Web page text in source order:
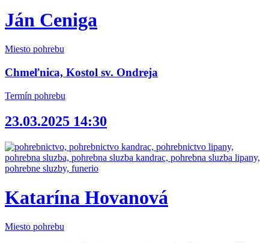
Ján Ceniga
Miesto pohrebu
Chmeľnica, Kostol sv. Ondreja
Termín pohrebu
23.03.2025 14:30
Katarína Hovanová
Miesto pohrebu